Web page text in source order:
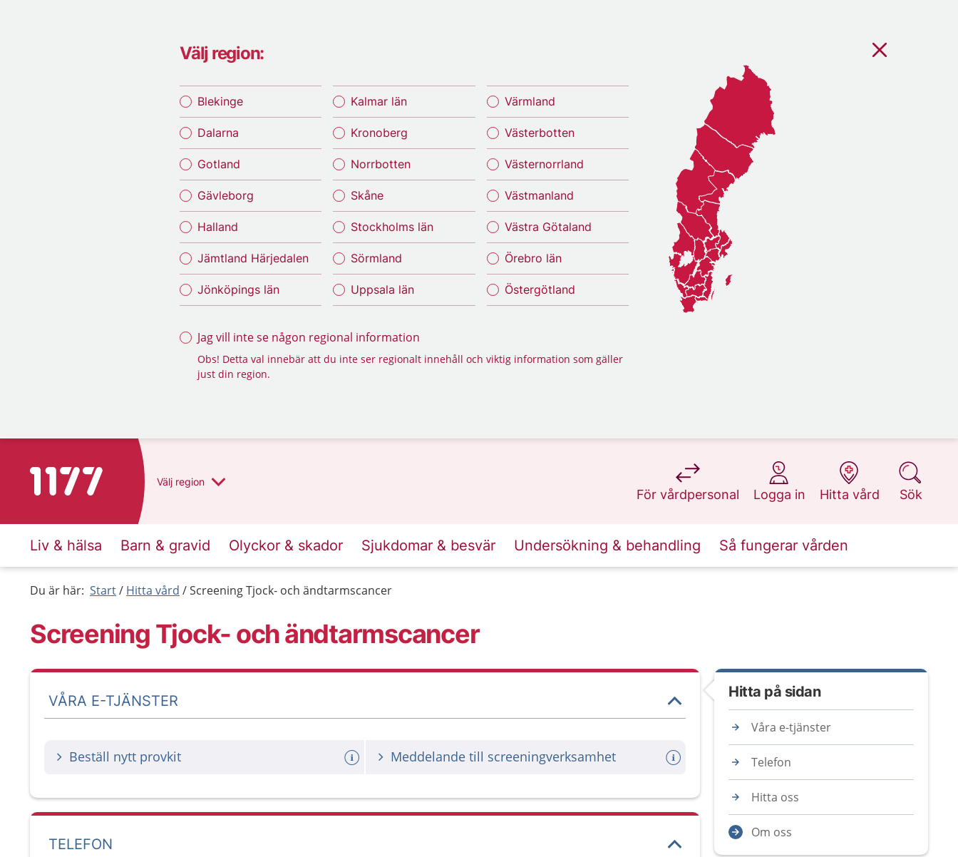
Välj region:
Blekinge
Dalarna
Gotland
Gävleborg
Halland
Jämtland Härjedalen
Jönköpings län
Kalmar län
Kronoberg
Norrbotten
Skåne
Stockholms län
Sörmland
Uppsala län
Värmland
Västerbotten
Västernorrland
Västmanland
Västra Götaland
Örebro län
Östergötland
Jag vill inte se någon regional information
Obs! Detta val innebär att du inte ser regionalt innehåll och viktig information som gäller
just din region.
Till startsidan för 1177 Välj region
För vårdpersonal
på 1177.se
Logga in
på 1177.se
Hitta vård
på 1177.se
Sök
på 1177.se
Liv & hälsa Barn & gravid Olyckor & skador Sjukdomar & besvär Undersökning & behandling Så fungerar vården
Du är här: Start Hitta vård Screening Tjock- och ändtarmscancer
Screening Tjock- och ändtarmscancer
VÅRA E-TJÄNSTER
Beställ nytt provkit Meddelande till screeningverksamhet
TELEFON
Hitta på sidan
Våra e-tjänster
Telefon
Hitta oss
Om oss